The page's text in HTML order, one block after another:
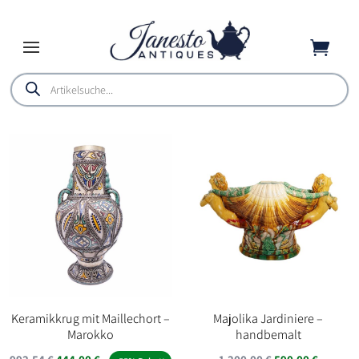

Products
search
Keramikkrug mit Maillechort –
Marokko
Majolika Jardiniere –
handbemalt